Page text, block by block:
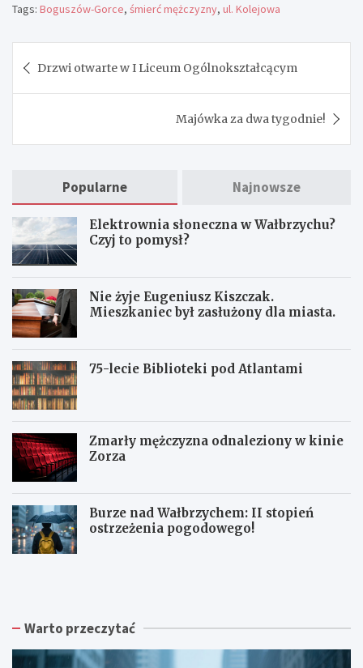
Tags: Boguszów-Gorce, śmierć mężczyzny, ul. Kolejowa
wpisu
Drzwi otwarte w I Liceum Ogólnokształcącym
Majówka za dwa tygodnie!
Popularne Najnowsze
Elektrownia słoneczna w Wałbrzychu?
Czyj to pomysł?
Nie żyje Eugeniusz Kiszczak.
Mieszkaniec był zasłużony dla miasta.
75-lecie Biblioteki pod Atlantami
Zmarły mężczyzna odnaleziony w kinie
Zorza
Burze nad Wałbrzychem: II stopień
ostrzeżenia pogodowego!
Z
k
p
W
z
s
W
z
c
Warto przeczytać